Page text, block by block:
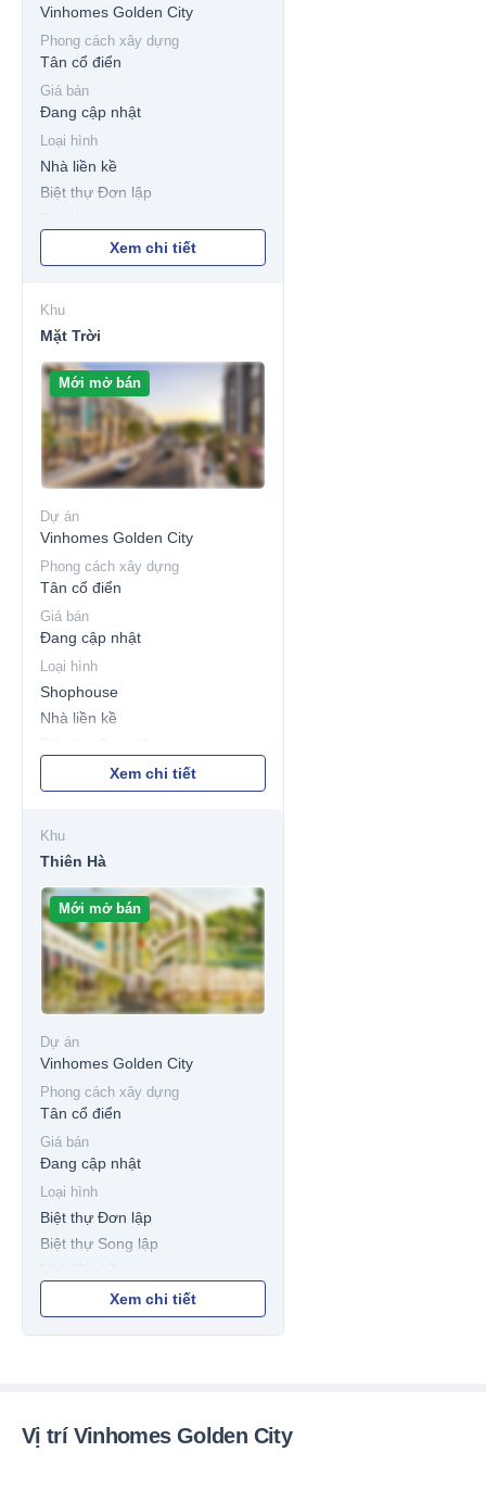
Vinhomes Golden City
Phong cách xây dựng
Tân cổ điển
Giá bán
Đang cập nhật
Loại hình
Nhà liền kề
Biệt thự Đơn lập
Xem chi tiết
Khu
Mặt Trời
Mới mở bán
Dự án
Vinhomes Golden City
Phong cách xây dựng
Tân cổ điển
Giá bán
Đang cập nhật
Loại hình
Shophouse
Nhà liền kề
Biệt thự Đơn lậpXem chi tiết
Khu
Thiên Hà
Mới mở bán
Dự án
Vinhomes Golden City
Phong cách xây dựng
Tân cổ điển
Giá bán
Đang cập nhật
Loại hình
Biệt thự Đơn lập
Biệt thự Song lập
ShophouseXem chi tiết
Vị trí Vinhomes Golden City